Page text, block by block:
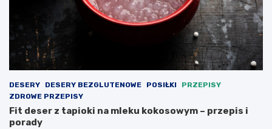
DESERY DESERY BEZGLUTENOWE POSIŁKI
PRZEPISY
ZDROWE PRZEPISY
Fit deser z tapioki na mleku kokosowym – przepis i
porady